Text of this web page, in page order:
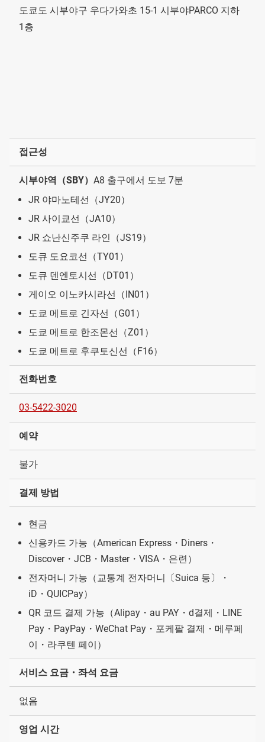
도쿄도 시부야구 우다가와초 15-1 시부야PARCO 지하
1층
접근성
시부야역（SBY） A8 출구에서 도보 7분
JR 야마노테선（JY20）
JR 사이쿄선（JA10）
JR 쇼난신주쿠 라인（JS19）
도큐 도요코선（TY01）
도큐 덴엔토시선（DT01）
게이오 이노카시라선（IN01）
도쿄 메트로 긴자선（G01）
도쿄 메트로 한조몬선（Z01）
도쿄 메트로 후쿠토신선（F16）
전화번호
03-5422-3020
예약
불가
결제 방법
현금
신용카드 가능（American Express・Diners・
Discover・JCB・Master・VISA・은련）
전자머니 가능（교통계 전자머니〔Suica 등〕・
iD・QUICPay）
QR 코드 결제 가능（Alipay・au PAY・d결제・LINE
Pay・PayPay・WeChat Pay・포케팔 결제・메루페
이・라쿠텐 페이）
서비스 요금・좌석 요금
없음
영업 시간